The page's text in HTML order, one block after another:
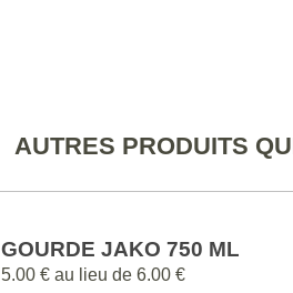
AUTRES PRODUITS
GOURDE JAKO 750 ML
5.00 € au lieu de 6.00 €